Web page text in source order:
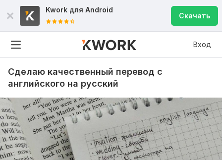
Kwork для Android
Скачать
Вход
Сделаю качественный перевод с
английского на русский